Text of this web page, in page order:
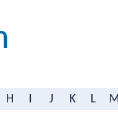
H J K L M